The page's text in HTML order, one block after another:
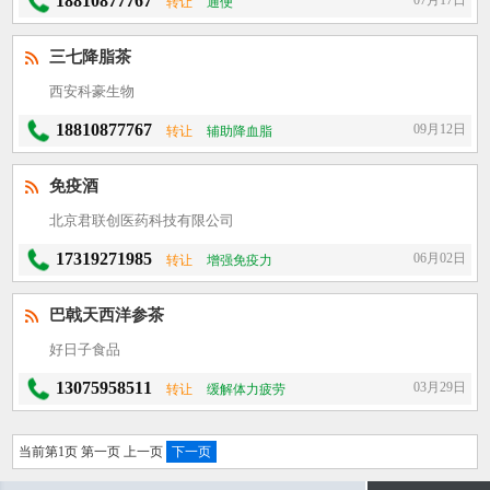
三七降脂茶
西安科豪生物
18810877767 转让 辅助降血脂 09月12日
免疫酒
北京君联创医药科技有限公司
17319271985 转让 增强免疫力 06月02日
巴戟天西洋参茶
好日子食品
13075958511 转让 缓解体力疲劳 03月29日
当前第1页 第一页 上一页 下一页